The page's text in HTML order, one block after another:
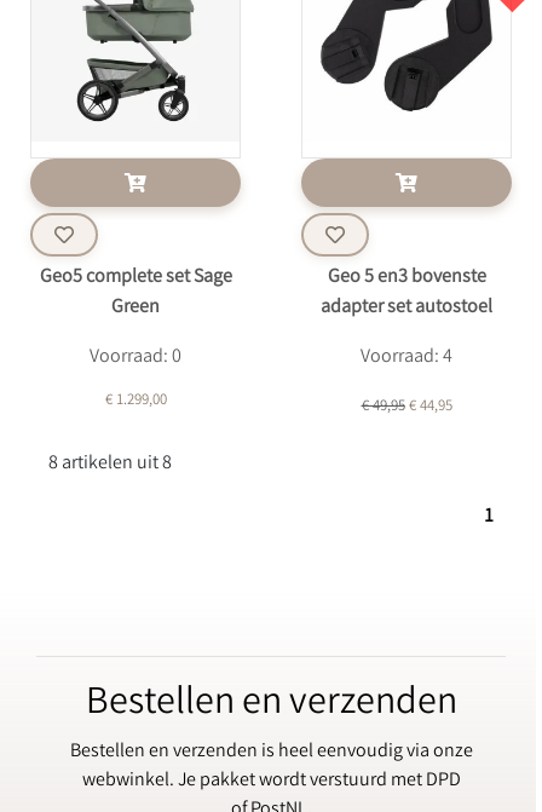
Geo5 complete set Sage
Green
Voorraad: 0
€ 1.299,00
Geo 5 en3 bovenste
adapter set autostoel
Voorraad: 4
€ 49,95€ 44,95
8 artikelen uit 8
1
Bestellen en verzenden
Bestellen en verzenden is heel eenvoudig via onze
webwinkel. Je pakket wordt verstuurd met DPD